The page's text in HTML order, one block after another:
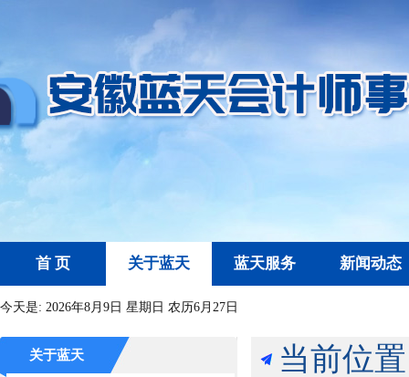
首 页 关于蓝天 蓝天服务 新闻动态
今天是: 2026年8月9日 星期日 农历6月27日
关于蓝天 当前位